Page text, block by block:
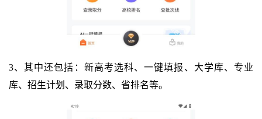
3、其中还包括：新高考选科、一键填报、大学库、专业
库、招生计划、录取分数、省排名等。